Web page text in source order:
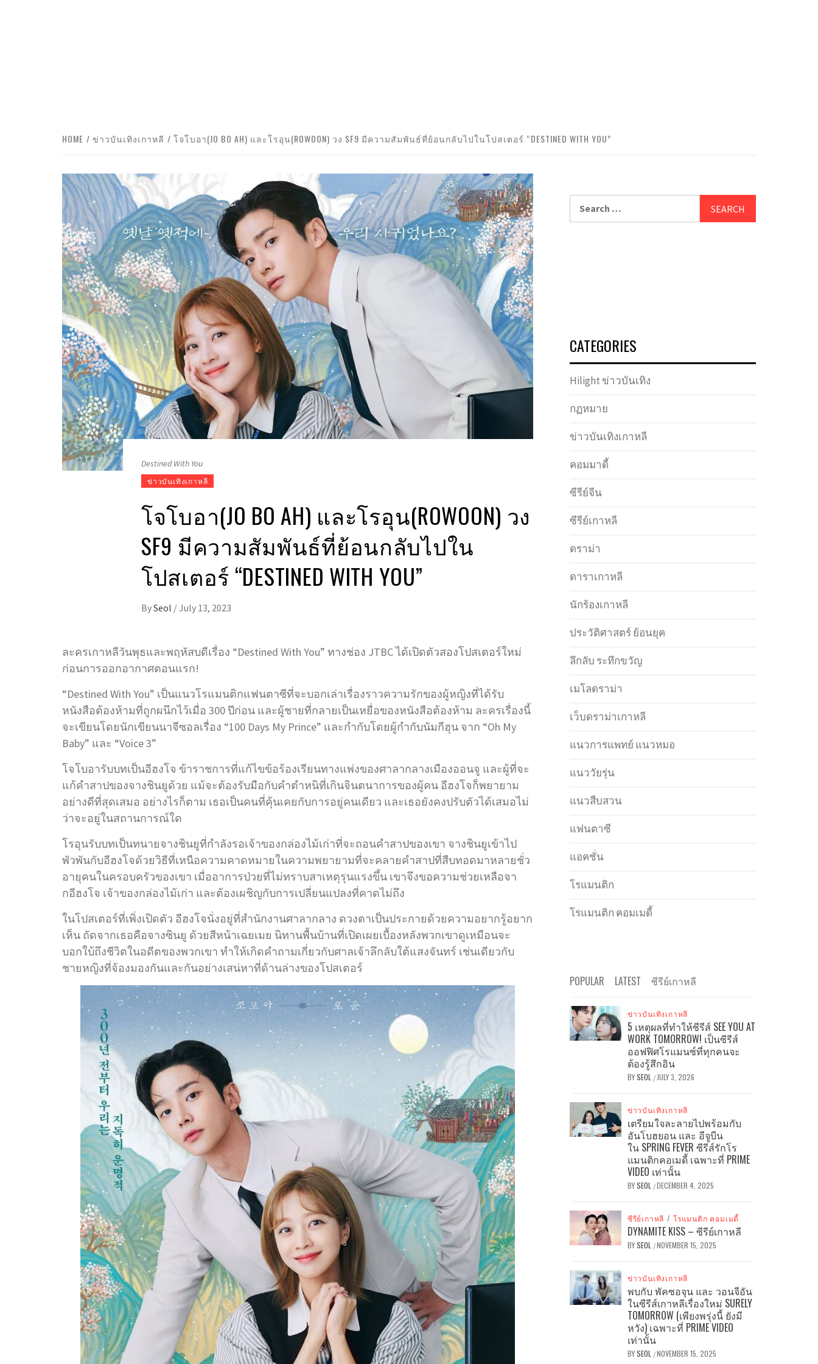
HOME ข่าวบันเทิงเกาหลี โจโบอา(JO BO AH) และโรอุน(ROWOON) วง SF9 มีความสัมพันธ์ที่ย้อนกลับไปในโปสเตอร์ “DESTINED WITH YOU”
Destined With You
ข่าวบันเทิงเกาหลี
โจโบอา(JO BO AH) และโรอุน(ROWOON) วง
SF9 มีความสัมพันธ์ที่ย้อนกลับไปใน
โปสเตอร์ “DESTINED WITH YOU”
BySeol /July 13, 2023
ละครเกาหลีวันพุธและพฤหัสบดีเรื่อง “Destined With You” ทางช่อง JTBC ได้เปิดตัวสองโปสเตอร์ใหม่
ก่อนการออกอากาศตอนแรก!
“Destined With You” เป็นแนวโรแมนติกแฟนตาซีที่จะบอกเล่าเรื่องราวความรักของผู้หญิงที่ได้รับ
หนังสือต้องห้ามที่ถูกผนึกไว้เมื่อ 300 ปีก่อน และผู้ชายที่กลายเป็นเหยื่อของหนังสือต้องห้าม ละครเรื่องนี้
จะเขียนโดยนักเขียนนาจีซอลเรื่อง “100 Days My Prince” และกำกับโดยผู้กำกับนัมกีฮุน จาก “Oh My
Baby” และ “Voice 3”
โจโบอารับบทเป็นอีฮงโจ ข้าราชการที่แก้ไขข้อร้องเรียนทางแพ่งของศาลากลางเมืองออนจู และผู้ที่จะ
แก้คำสาปของจางชินยูด้วย แม้จะต้องรับมือกับคำตำหนิที่เกินจินตนาการของผู้คน อีฮงโจก็พยายาม
อย่างดีที่สุดเสมอ อย่างไรก็ตาม เธอเป็นคนที่คุ้นเคยกับการอยู่คนเดียว และเธอยังคงปรับตัวได้เสมอไม่
ว่าจะอยู่ในสถานการณ์ใด
โรอุนรับบทเป็นทนายจางชินยูที่กำลังรอเจ้าของกล่องไม้เก่าที่จะถอนคำสาปของเขา จางชินยูเข้าไป
พัวพันกับอีฮงโจด้วยวิธีที่เหนือความคาดหมายในความพยายามที่จะคลายคำสาปที่สืบทอดมาหลายชั่ว
อายุคนในครอบครัวของเขา เมื่ออาการป่วยที่ไม่ทราบสาเหตุรุนแรงขึ้น เขาจึงขอความช่วยเหลือจา
กอีฮงโจ เจ้าของกล่องไม้เก่า และต้องเผชิญกับการเปลี่ยนแปลงที่คาดไม่ถึง
ในโปสเตอร์ที่เพิ่งเปิดตัว อีฮงโจนั่งอยู่ที่สำนักงานศาลากลาง ดวงตาเป็นประกายด้วยความอยากรู้อยาก
เห็น ถัดจากเธอคือจางซินยู ด้วยสีหน้าเฉยเมย นิทานพื้นบ้านที่เปิดเผยเบื้องหลังพวกเขาดูเหมือนจะ
บอกใบ้ถึงชีวิตในอดีตของพวกเขา ทำให้เกิดคำถามเกี่ยวกับศาลเจ้าลึกลับใต้แสงจันทร์ เช่นเดียวกับ
ชายหญิงที่จ้องมองกันและกันอย่างเสน่หาที่ด้านล่างของโปสเตอร์
CATEGORIES
Hilight ข่าวบันเทิง
กฏหมาย
ข่าวบันเทิงเกาหลี
คอมมาดี้
ซีรีย์จีน
ซีรีย์เกาหลี
ดราม่า
ดาราเกาหลี
นักร้องเกาหลี
ประวัติศาสตร์ ย้อนยุค
ลึกลับ ระทึกขวัญ
เมโลดราม่า
เว็บดราม่าเกาหลี
แนวการแพทย์ แนวหมอ
แนววัยรุ่น
แนวสืบสวน
แฟนตาซี
แอคชั่น
โรแมนติก
โรแมนติก คอมเมดี้
POPULAR LATEST ซีรีย์เกาหลี
ข่าวบันเทิงเกาหลี
5 เหตุผลที่ทำให้ซีรีส์ SEE YOU AT
WORK TOMORROW! เป็นซีรีส์
ออฟฟิศโรแมนซ์ที่ทุกคนจะ
ต้องรู้สึกอิน
BYSEOL / JULY 3, 2026
ข่าวบันเทิงเกาหลี
เตรียมใจละลายไปพร้อมกับ
อันโบฮยอน และ อีจูบีน
ใน SPRING FEVER ซีรีส์รักโร
แมนติกคอเมดี้ เฉพาะที่ PRIME
VIDEO เท่านั้น
BYSEOL /DECEMBER 4, 2025
ซีรีย์เกาหลี / โรแมนติก คอมเมดี้
DYNAMITE KISS – ซีรีย์เกาหลี
BYSEOL /NOVEMBER 15, 2025
ข่าวบันเทิงเกาหลี
พบกับ พัคซอจุน และ วอนจีอัน
ในซีรีส์เกาหลีเรื่องใหม่ SURELY
TOMORROW (เพียงพรุ่งนี้ ยังมี
หวัง) เฉพาะที่ PRIME VIDEO
เท่านั้น
BYSEOL /NOVEMBER 15, 2025